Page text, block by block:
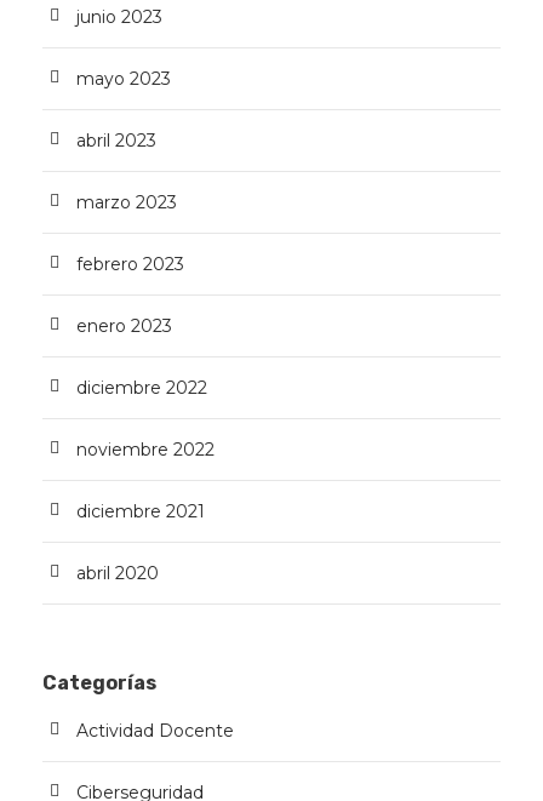
junio 2023
mayo 2023
abril 2023
marzo 2023
febrero 2023
enero 2023
diciembre 2022
noviembre 2022
diciembre 2021
abril 2020
Categorías
Actividad Docente
Ciberseguridad